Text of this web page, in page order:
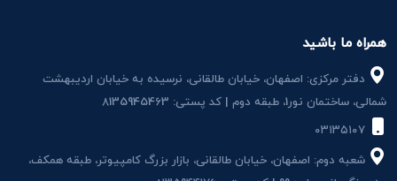
همراه ما باشید
دفتر مرکزی: اصفهان، خیابان طالقانی، نرسیده به خیابان اردیبهشت
شمالی، ساختمان نور1، طبقه دوم | کد پستی: 8135945463
شعبه دوم: اصفهان، خیابان طالقانی، بازار بزرگ کامپیوتر، طبقه همکف،